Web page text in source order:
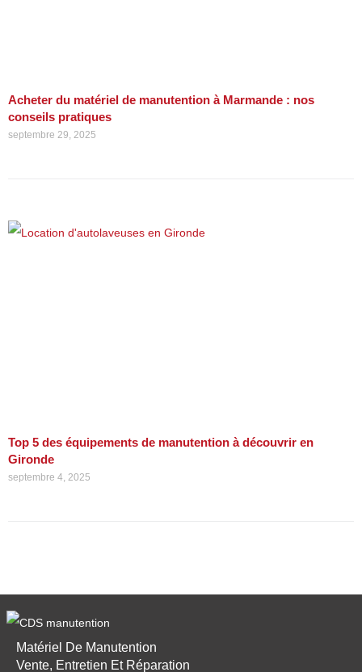
Acheter du matériel de manutention à Marmande : nos
conseils pratiques
septembre 29, 2025
Top 5 des équipements de manutention à découvrir en
Gironde
septembre 4, 2025
Matériel De Manutention
Vente, Entretien Et Réparation